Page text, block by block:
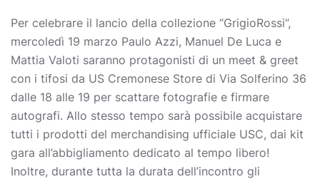
Per celebrare il lancio della collezione “GrigioRossi”,
mercoledì 19 marzo Paulo Azzi, Manuel De Luca e
Mattia Valoti saranno protagonisti di un meet & greet
con i tifosi da US Cremonese Store di Via Solferino 36
dalle 18 alle 19 per scattare fotografie e firmare
autografi. Allo stesso tempo sarà possibile acquistare
tutti i prodotti del merchandising ufficiale USC, dai kit
gara all’abbigliamento dedicato al tempo libero!
Inoltre, durante tutta la durata dell’incontro gli